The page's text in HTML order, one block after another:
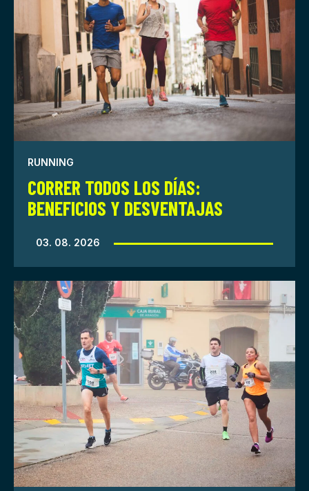
RUNNING
CORRER TODOS LOS DÍAS:
BENEFICIOS Y DESVENTAJAS
03. 08. 2026